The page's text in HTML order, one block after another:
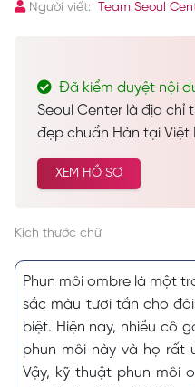
Người viết: Team Seoul
Đã kiểm duyệt nội
Seoul Center là địa chỉ
đẹp chuẩn Hàn tại Việt
các dịch vụ spa làm
cao… Được nhiều
XEM HỒ SƠ
Kích thước chữ
Phun môi ombre là một
sắc màu tươi tắn cho
biệt. Hiện nay, nhiều cô
phun môi này và họ rất
Vậy, kỹ thuật phun môi